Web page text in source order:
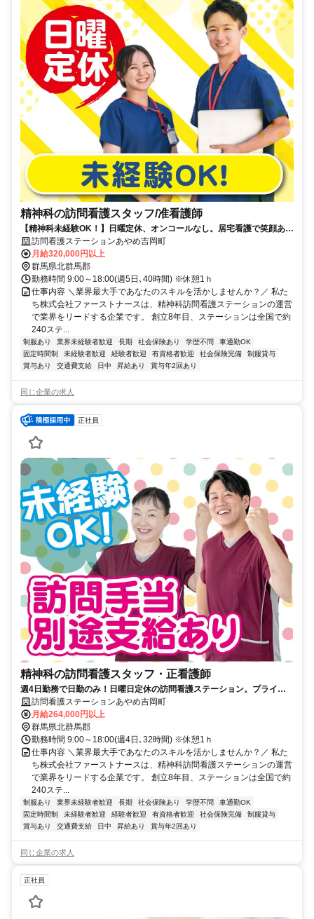
精神科の訪問看護スタッフ/准看護師
【精神科未経験OK！】日曜定休、オンコールなし。居宅看護で笑顔あふ
れる毎日をサポート。
訪問看護ステーションあやめ吉岡町
月給320,000円以上
群馬県北群馬郡
勤務時間 9:00～18:00(週5日､40時間) ※休憩1ｈ
仕事内容 ＼業界最大手であなたのスキルを活かしませんか？／ 私た
ち株式会社ファーストナースは、精神科訪問看護ステーションの運営
で業界をリードする企業です。 創立8年目、ステーションは全国で約
240ステ...
制服あり 業界未経験者歓迎 長期 社会保険あり 学歴不問
車通勤OK
固定時間制
未経験者歓迎 経験者歓迎 有資格者歓迎 社会保険完備
制服貸与
賞与あり
交通費支給 日中 昇給あり 賞与年2回あり
同じ企業の求人
正社員
精神科の訪問看護スタッフ・正看護師
週4日勤務で日勤のみ！日曜日定休の訪問看護ステーション。プライベ
ートも充実♪【未経験OK】
訪問看護ステーションあやめ吉岡町
月給264,000円以上
群馬県北群馬郡
勤務時間 9:00～18:00(週4日､32時間) ※休憩1ｈ
仕事内容 ＼業界最大手であなたのスキルを活かしませんか？／ 私た
ち株式会社ファーストナースは、精神科訪問看護ステーションの運営
で業界をリードする企業です。 創立8年目、ステーションは全国で約
240ステ...
制服あり 業界未経験者歓迎 長期 社会保険あり 学歴不問
車通勤OK
固定時間制
未経験者歓迎 経験者歓迎 有資格者歓迎 社会保険完備
制服貸与
賞与あり
交通費支給 日中 昇給あり 賞与年2回あり
同じ企業の求人
正社員